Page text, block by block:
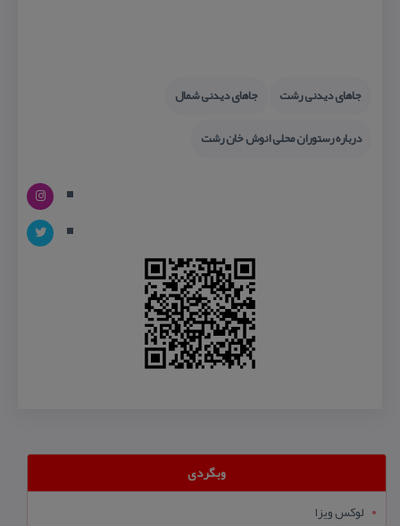
جاهای دیدنی رشت
جاهای دیدنی شمال
درباره رستوران محلی انوش خان رشت
وبگردی
لوکس ویزا